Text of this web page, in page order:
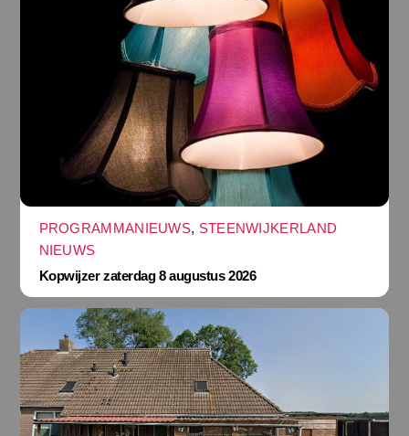
PROGRAMMANIEUWS, STEENWIJKERLAND
NIEUWS
Kopwijzer zaterdag 8 augustus 2026